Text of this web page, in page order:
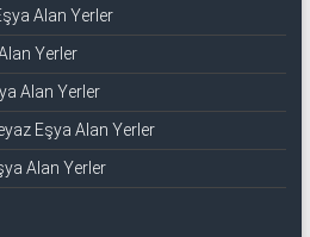
Alan Yerler
Yerler
Alan Yerler
Eşya Alan Yerler
Alan Yerler